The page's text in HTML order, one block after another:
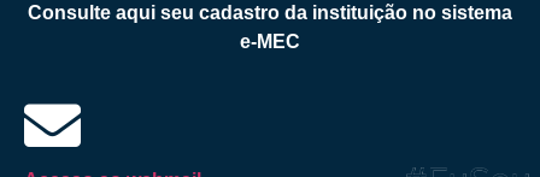
Consulte aqui seu cadastro da instituição no sistema
e-MEC